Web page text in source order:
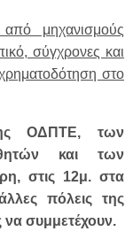
μηχανισμούς
σύγχρονες και
στο
ΟΔΠΤΕ, των
και των
στις 12μ. στα
πόλεις της
συμμετέχουν.